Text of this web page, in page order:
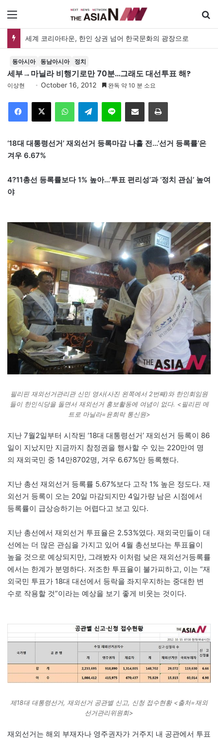
동아시아 동남아시아 정치
세부→마닐라 비행기로만 70분…그래도 대선투표 해?
이상현 October 16, 2012 완독 약 10 분 소요
Telegram 이메일
‘18대 대통령선거’ 재외선거 등록마감 나흘 전…’선거 등록률’은
겨우 6.67%
4?11총선 등록률보다 1% 높아…’투표 편리성’과 ‘정치 관심’ 높여
야
필리핀 재외선거관리관 신민 영사(사진 왼쪽에서 2번째)와 한인회임원
들이 한인식당을 돌면서 재외선거 홍보활동에 여념이 없다. <필리핀 메
트로 마닐라=윤희락 통신원>
지난 7월2일부터 시작된 ‘18대 대통령선거’ 재외선거 등록이 86
일이 지났지만 지금까지 참정권을 행사할 수 있는 220만여 명
의 재외국민 중 14만8702명, 겨우 6.67%만 등록했다.
지난 총선 재외선거 등록률 5.67%보다 고작 1% 높은 정도다. 재
외선거 등록이 오는 20일 마감되지만 4일가량 남은 시점에서
등록률이 급상승하기는 어렵다고 보고 있다.
지난 총선에서 재외선거 투표율은 2.53%였다. 재외국민들이 대
선에는 더 많은 관심을 가지고 있어 4월 총선보다는 투표율이
높을 것으로 예상되지만, 그래봤자 이처럼 낮은 재외선거등록률
에서는 한계가 분명하다. 저조한 투표율이 불가피하고, 이는 “재
외국민 투표가 18대 대선에서 등락을 좌지우지하는 중대한 변
수로 작용할 것”이라는 예상을 보기 좋게 비웃는 것이다.
제18대 대통령선거, 재외선거 공관별 신고, 신청 접수현황 <출처=재외
선거관리위원회>
재외선거는 해외 부재자나 영주권자가 거주지 내 공관에서 투표